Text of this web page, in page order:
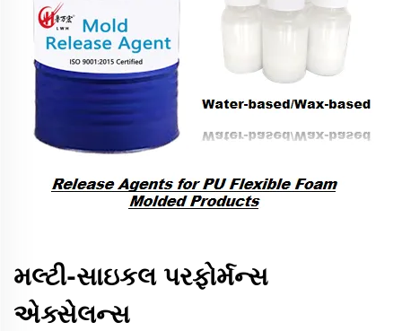
મલ્ટી-સાઇકલ પરફોર્મન્સ
એક્સેલન્સ